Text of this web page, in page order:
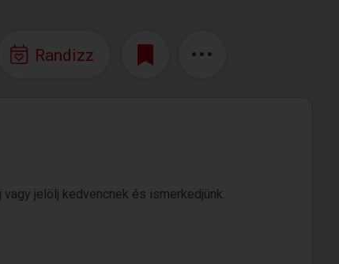
Randizz
jelölj kedvencnek és ismerkedjünk.